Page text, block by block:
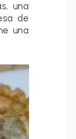
una
de
una